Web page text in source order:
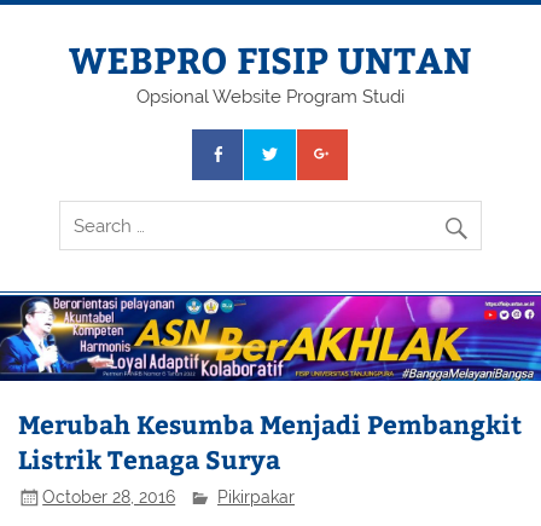
Skip
WEBPRO FISIP UNTAN
Opsional Website Program Studi
Merubah Kesumba Menjadi Pembangkit
Listrik Tenaga Surya
October 28, 2016 Pikirpakar